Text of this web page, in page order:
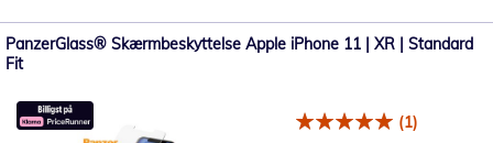
PanzerGlass® Skærmbeskyttelse Apple iPhone 11 | XR | Standard
Fit
(1)